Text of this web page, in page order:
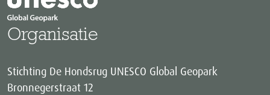
Organisatie
Stichting De Hondsrug UNESCO Global Geopark
Bronnegerstraat 12